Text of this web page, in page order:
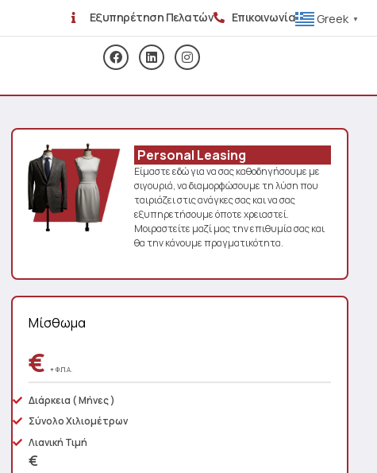
Εξυπηρέτηση Πελατών Επικοινωνία Greek ▼
Personal Leasing
Είμαστε εδώ για να σας καθοδηγήσουμε με
σιγουριά, να διαμορφώσουμε τη λύση που
ταιριάζει στις ανάγκες σας και να σας
εξυπηρετήσουμε όποτε χρειαστεί.
Μοιραστείτε μαζί μας την επιθυμία σας και
θα την κάνουμε πραγματικότητα.
Μίσθωμα
€+ Φ.Π.Α.
Διάρκεια ( Μήνες )
Σύνολο Χιλιομέτρων
Λιανική Τιμή
€